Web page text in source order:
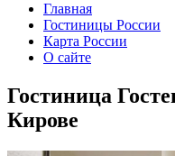
Главная
Гостиницы России
Карта России
О сайте
Гостиница
Кирове